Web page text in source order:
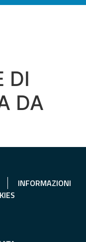
DI
DA
INFORMAZIONI